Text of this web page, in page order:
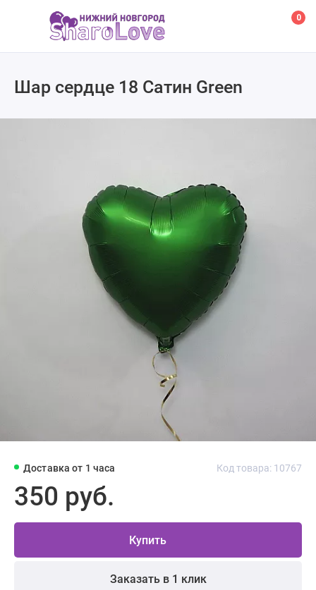
0
Шар сердце 18 Сатин Green
Доставка от 1 часа Код товара: 10767
350 руб.
Купить
Заказать в 1 клик